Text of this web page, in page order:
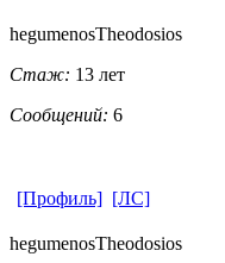
hegumenosThe​odosios
Стаж: 13 лет
Сообщений: 6
[Профиль] [ЛС]
hegumenosThe​odosios